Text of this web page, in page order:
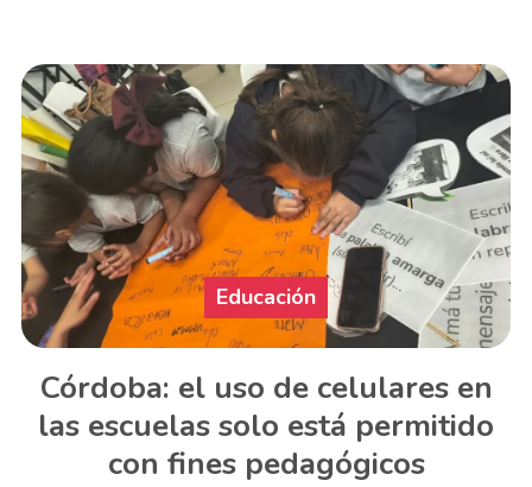
Córdoba: el uso de celulares en
las escuelas solo está permitido
con fines pedagógicos
Educación